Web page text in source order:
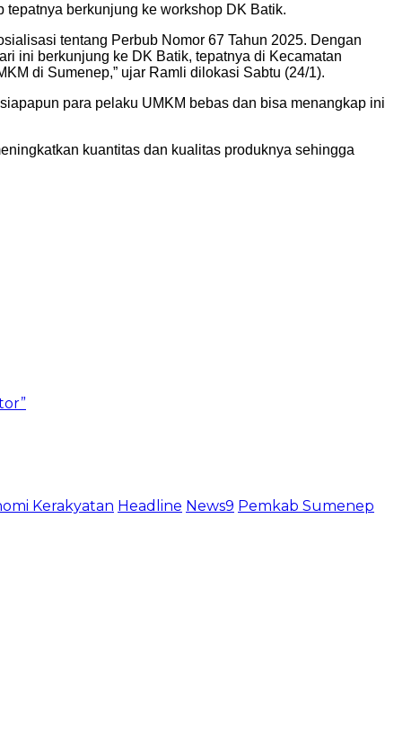
berkunjung ke workshop DK Batik.
tentang Perbub Nomor 67 Tahun 2025. Dengan
ini berkunjung ke DK Batik, tepatnya di Kecamatan
di Sumenep,” ujar Ramli dilokasi Sabtu (24/1).
para pelaku UMKM bebas dan bisa menangkap ini
kuantitas dan kualitas produknya sehingga
Kerakyatan Headline News9 Pemkab Sumenep